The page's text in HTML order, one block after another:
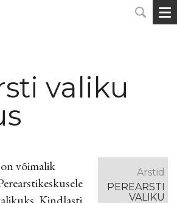
valiku
Arstid
PEREARSTI
VALIKU
võimalik